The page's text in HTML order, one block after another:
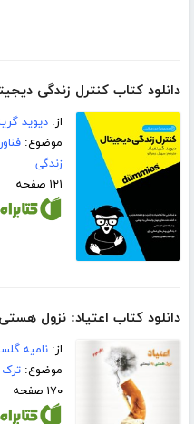
دانلود کتاب کنترل زندگی
از:دیوید
موضوع:
زندگی
۱۲۱ صفحه
دانلود کتاب اعتیاد: نزول
از:نامیه
موضوع:ترک
۱۷۰ صفحه